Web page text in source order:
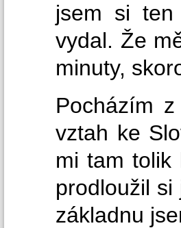
jsem si
vydal. Že
minuty,
Pocházím
vztah ke
mi tam tolik
prodloužil
základnu